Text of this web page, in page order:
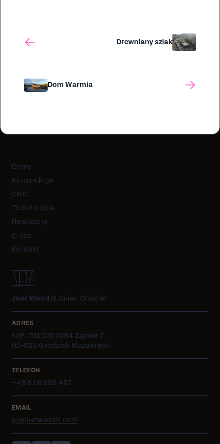
Drewniany szlak
Dom Warmia
Domy
Konstrukcje
CNC
Technologia
Realizacje
O nas
Kontakt
Just Wood It Julien Croisier
ADRES
NIP: 7010357084 Zapole 7
05-825 Grodzisk Mazowiecki
TELEFON
+48 516 892 457
EMAIL
jc@justwoodit.com